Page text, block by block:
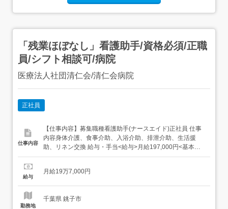
「残業ほぼなし」看護助手/資格必須/正職
員/シフト相談可/病院
医療法人社団清仁会/清仁会病院
正社員
仕事内容
【仕事内容】募集職種看護助手(ナースエイド)正社員 仕事
内容身体介護、食事介助、入浴介助、排泄介助、生活援
助、リネン交換 給与・手当<給与>月給197,000円<基本給
>166,000円<手当>住宅手当:15,000円交通費支給:実費(上限
当:11,000円/回(月4回位)<賞与>賞与あり...
給与
月給19万7,000円
勤務地
千葉県 銚子市